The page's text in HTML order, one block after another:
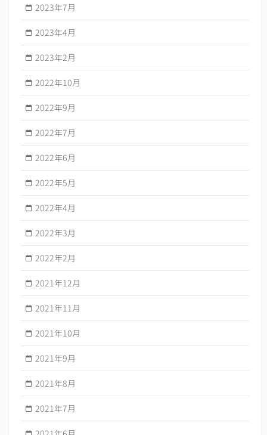
2023年7月
2023年4月
2023年2月
2022年10月
2022年9月
2022年7月
2022年6月
2022年5月
2022年4月
2022年3月
2022年2月
2021年12月
2021年11月
2021年10月
2021年9月
2021年8月
2021年7月